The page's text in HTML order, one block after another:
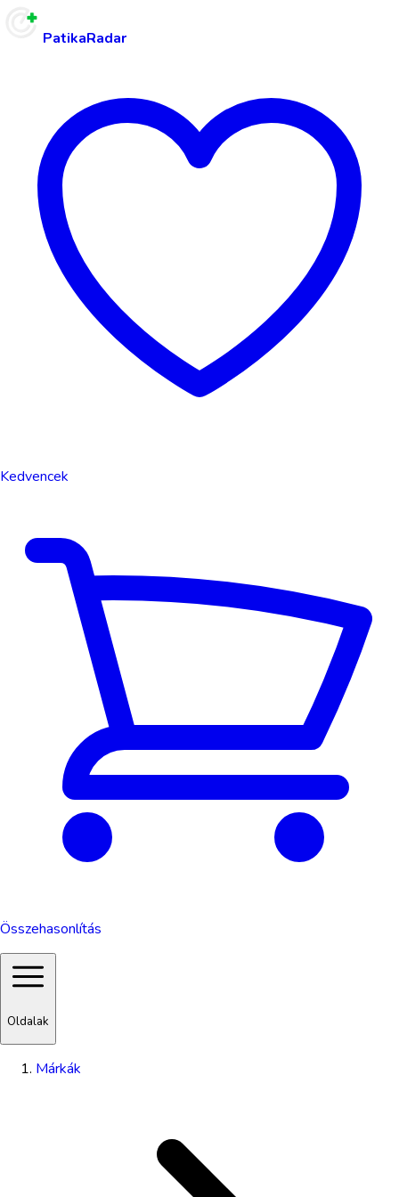
PatikaRadar
Kedvencek
Összehasonlítás
Oldalak
Márkák